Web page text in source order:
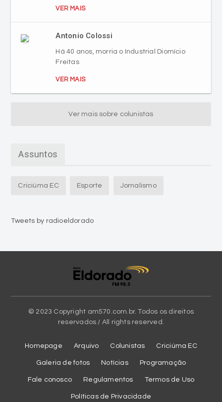
VER MAIS
Antonio Colossi
Há 40 anos, morria o Industrial Diomício
Freitas
VER MAIS
Ver mais sobre colunistas
Assuntos
Criciúma EC Esporte Jornalismo
Tweets by radioeldorado
© 2023 Copyright am570.com.br. Todos os direitos
reservados / All rights reserved.
Homepage Arquivo Colunistas Criciúma EC
Galeria de fotos Notícias Programação
Fale conosco Regulamentos Termos de Uso
Políticas de Privacidade